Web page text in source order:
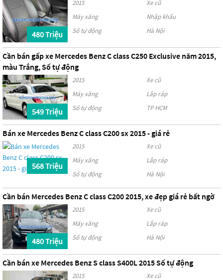
480 Triệu
2015
Xe cũ
Máy xăng
Nhập khẩu
Số tự động
Hà Nội
Cần bán gấp xe Mercedes Benz C class C250 Exclusive năm 2015,
màu Trắng, Số tự động
549 Triệu
2015
Xe cũ
Máy xăng
Lắp ráp
Số tự động
TP HCM
Bán xe Mercedes Benz C class C200 sx 2015 - giá rẻ
568 Triệu
2015
Xe cũ
Máy xăng
Lắp ráp
Số tự động
Hà Nội
Cần bán Mercedes Benz C class C200 2015, xe đẹp giá rẻ bất ngờ
480 Triệu
2015
Xe cũ
Máy xăng
Lắp ráp
Số tự động
Hà Nội
Cần bán xe Mercedes Benz S class S400L 2015 Số tự động
2015 Xe cũ